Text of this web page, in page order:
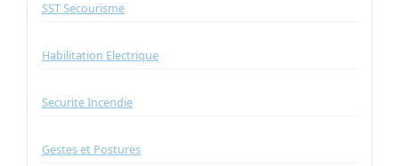
SST Secourisme
Habilitation Electrique
Securite Incendie
Gestes et Postures